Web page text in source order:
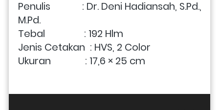
Penulis             : Dr. Deni Hadiansah, S.Pd.,
M.Pd.
Tebal                : 192 Hlm
Jenis Cetakan  : HVS, 2 Color
Ukuran              : 17,6 × 25 cm